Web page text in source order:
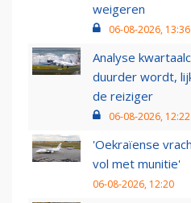
weigeren
06-08-2026, 13:36
Analyse
duurder wordt,
de reiziger
06-08-2026, 12:22
'Oekraïense
vol met munitie'
06-08-2026, 12:20